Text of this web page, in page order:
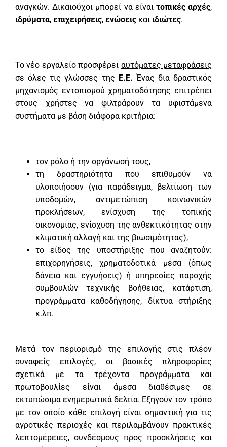
αναγκών. Δικαιούχοι μπορεί να είναι τοπικές αρχές,
ιδρύματα, επιχειρήσεις, ενώσεις και ιδιώτες.
Το νέο εργαλείο προσφέρει αυτόματες μεταφράσεις
σε όλες τις γλώσσες της Ε.Ε. Ένας δια δραστικός
μηχανισμός εντοπισμού χρηματοδότησης επιτρέπει
στους χρήστες να φιλτράρουν τα υφιστάμενα
συστήματα με βάση διάφορα κριτήρια:
τον ρόλο ή την οργάνωσή τους,
τη δραστηριότητα που επιθυμούν να
υλοποιήσουν (για παράδειγμα, βελτίωση των
υποδομών, αντιμετώπιση κοινωνικών
προκλήσεων, ενίσχυση της τοπικής
οικονομίας, ενίσχυση της ανθεκτικότητας στην
κλιματική αλλαγή και της βιωσιμότητας),
το είδος της υποστήριξης που αναζητούν:
επιχορηγήσεις, χρηματοδοτικά μέσα (όπως
δάνεια και εγγυήσεις) ή υπηρεσίες παροχής
συμβουλών τεχνικής βοήθειας, κατάρτιση,
προγράμματα καθοδήγησης, δίκτυα στήριξης
κ.λπ.
Μετά τον περιορισμό της επιλογής στις πλέον
συναφείς επιλογές, οι βασικές πληροφορίες
σχετικά με τα τρέχοντα προγράμματα και
πρωτοβουλίες είναι άμεσα διαθέσιμες σε
εκτυπώσιμα ενημερωτικά δελτία. Εξηγούν τον τρόπο
με τον οποίο κάθε επιλογή είναι σημαντική για τις
αγροτικές περιοχές και περιλαμβάνουν πρακτικές
λεπτομέρειες, συνδέσμους προς προσκλήσεις και